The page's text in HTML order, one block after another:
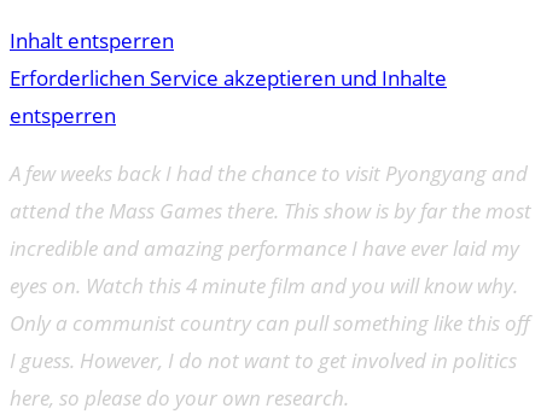
Inhalt entsperren
Erforderlichen Service akzeptieren und Inhalte
entsperren
A few weeks back I had the chance to visit Pyongyang and
attend the Mass Games there. This show is by far the most
incredible and amazing performance I have ever laid my
eyes on. Watch this 4 minute film and you will know why.
Only a communist country can pull something like this off
I guess. However, I do not want to get involved in politics
here, so please do your own research.